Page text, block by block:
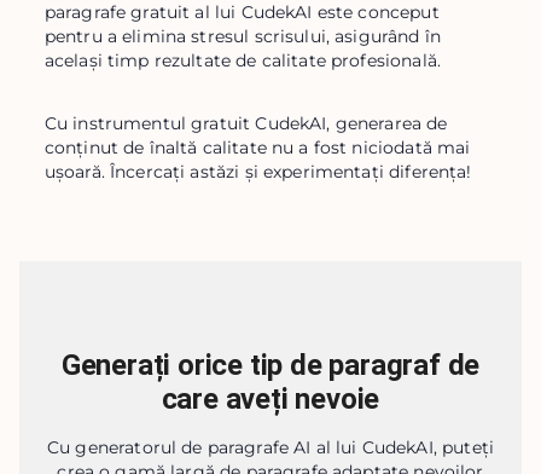
paragrafe gratuit al lui CudekAI este conceput
pentru a elimina stresul scrisului, asigurând în
același timp rezultate de calitate profesională.
Cu instrumentul gratuit CudekAI, generarea de
conținut de înaltă calitate nu a fost niciodată mai
ușoară. Încercați astăzi și experimentați diferența!
Generați orice tip de paragraf de
care aveți nevoie
Cu generatorul de paragrafe AI al lui CudekAI, puteți